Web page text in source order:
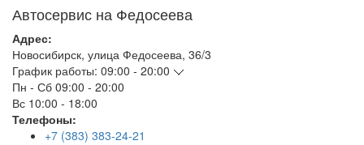
Автосервис на Федосеева
Адрес:
Новосибирск, улица Федосеева, 36/3
График работы: 09:00 - 20:00
Пн - Сб 09:00 - 20:00
Вс 10:00 - 18:00
Телефоны:
+7 (383) 383-24-21